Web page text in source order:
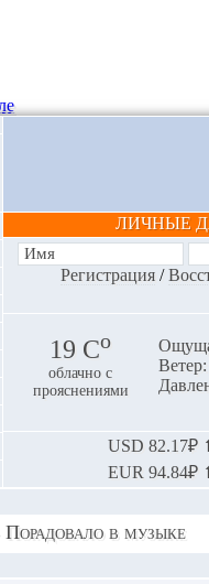
ЛИЧНЫЕ
Регистрация/
19 Сo
облачно с
прояснениями
USD 82.17₽
EUR 94.84₽
Порадовало в музыке